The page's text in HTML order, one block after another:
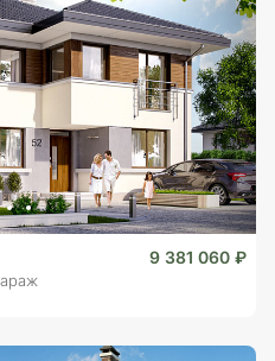
9 381 060 ₽